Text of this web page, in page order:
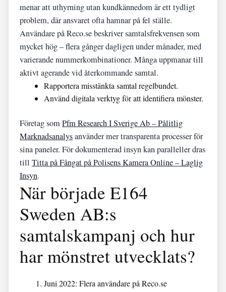
menar att uthyrning utan kundkännedom är ett tydligt
problem, där ansvaret ofta hamnar på fel ställe.
Användare på Reco.se beskriver samtalsfrekvensen som
mycket hög – flera gånger dagligen under månader, med
varierande nummerkombinationer. Många uppmanar till
aktivt agerande vid återkommande samtal.
Rapportera misstänkta samtal regelbundet.
Använd digitala verktyg för att identifiera mönster.
Företag somPfm Research I Sverige Ab – Pålitlig
Marknadsanalysanvänder mer transparenta processer för
sina paneler. För dokumenterad insyn kan paralleller dras
till Titta på Fångat på Polisens Kamera Online – Laglig
Insyn.
När började E164
Sweden AB:s
samtalskampanj och hur
har mönstret utvecklats?
Juni 2022: Flera användare på Reco.se